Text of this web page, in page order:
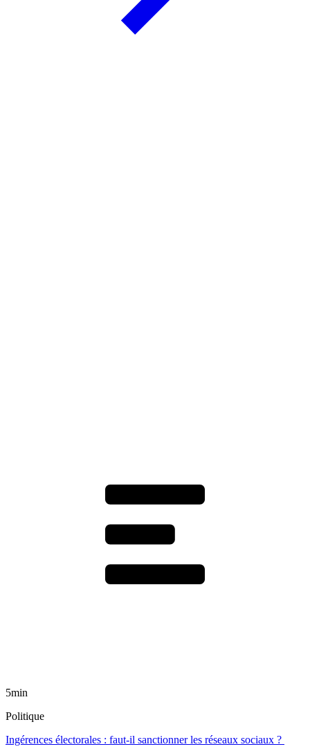
5min
Politique
Ingérences électorales : faut-il sanctionner les réseaux sociaux ?